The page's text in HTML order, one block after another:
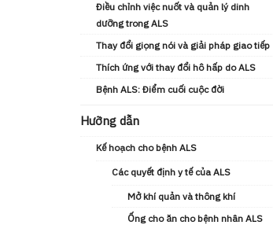
Điều chỉnh việc nuốt và quản lý dinh
dưỡng trong ALS
Thay đổi giọng nói và giải pháp giao tiếp
Thích ứng với thay đổi hô hấp do ALS
Bệnh ALS: Điểm cuối cuộc đời
Hưỡng dẫn
Kế hoạch cho bệnh ALS
Các quyết định y tế của ALS
Mở khí quản và thông khí
Ống cho ăn cho bệnh nhân ALS